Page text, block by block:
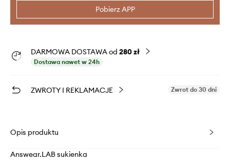
Pobierz APP
DARMOWA DOSTAWA od 280 zł
Dostawa nawet w 24h
ZWROTY I REKLAMACJE Zwrot do 30 dni
Opis produktu
Answear.LAB sukienka